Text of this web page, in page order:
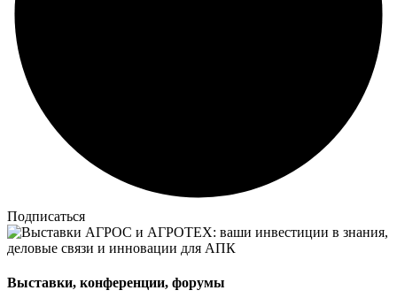
Подписаться
Выставки, конференции, форумы